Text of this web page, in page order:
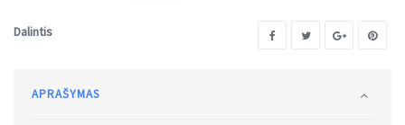
Dalintis
APRAŠYMAS